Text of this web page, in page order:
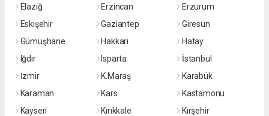
Elazığ
Erzincan
Erzurum
Eskişehir
Gaziantep
Giresun
Gümüşhane
Hakkari
Hatay
Iğdır
Isparta
İstanbul
İzmir
K.Maraş
Karabük
Karaman
Kars
Kastamonu
Kayseri
Kırıkkale
Kırşehir